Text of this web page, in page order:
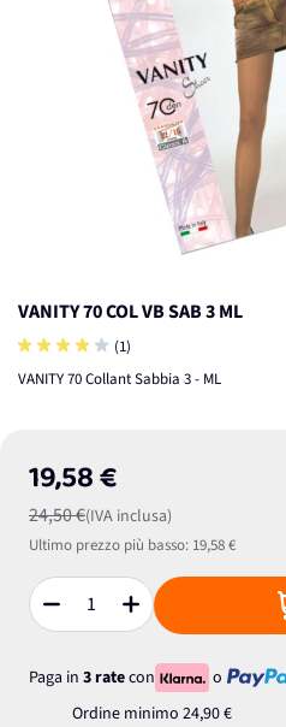
VANITY 70 COL VB SAB 3 ML
(1)
VANITY 70 Collant Sabbia 3 - ML
19,58 €
24,50 €(IVA inclusa)
Ultimo prezzo più basso: 19,58 €
Quantità
Paga in 3 ratecon
o
Ordine minimo 24,90 €